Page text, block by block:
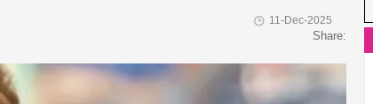
11-Dec-2025
Share: